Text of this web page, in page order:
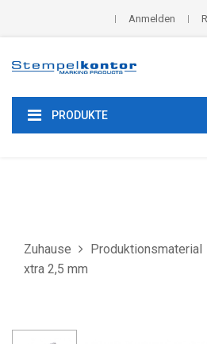
Anmelden
PRODUKTE
Zuhause Produktionsmaterial
xtra 2,5 mm